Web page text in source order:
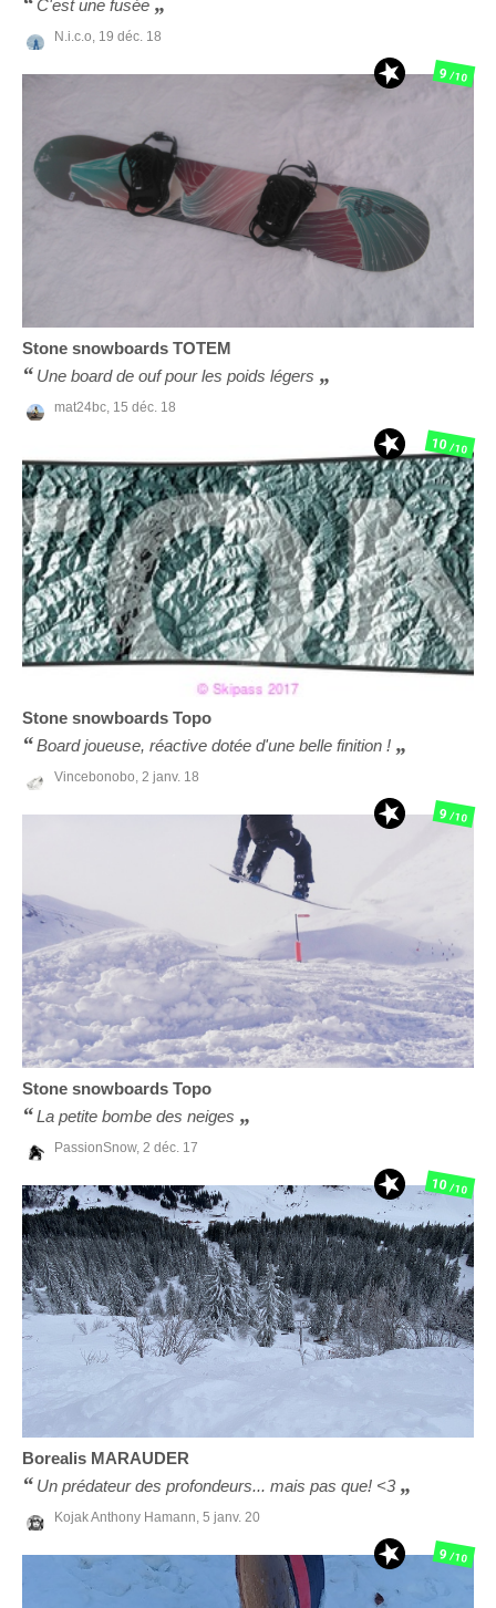
C'est une fusée
N.i.c.o, 19 déc. 18
Stone snowboards TOTEM
Une board de ouf pour les poids légers
mat24bc, 15 déc. 18
9/10
Stone snowboards Topo
Board joueuse, réactive dotée d'une belle finition !
Vincebonobo, 2 janv. 18
10/10
Stone snowboards Topo
La petite bombe des neiges
PassionSnow, 2 déc. 17
9/10
Borealis MARAUDER
Un prédateur des profondeurs... mais pas que! <3
Kojak Anthony Hamann, 5 janv. 20
10/10
9/10